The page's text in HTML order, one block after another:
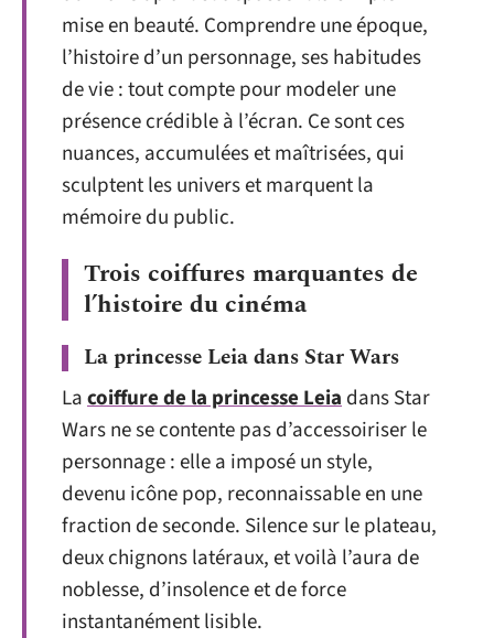
mise en beauté. Comprendre une époque,
l’histoire d’un personnage, ses habitudes
de vie : tout compte pour modeler une
présence crédible à l’écran. Ce sont ces
nuances, accumulées et maîtrisées, qui
sculptent les univers et marquent la
mémoire du public.
Trois coiffures marquantes de
l’histoire du cinéma
La princesse Leia dans Star Wars
Lacoiffure de la princesse Leiadans Star
Wars ne se contente pas d’accessoiriser le
personnage : elle a imposé un style,
devenu icône pop, reconnaissable en une
fraction de seconde. Silence sur le plateau,
deux chignons latéraux, et voilà l’aura de
noblesse, d’insolence et de force
instantanément lisible.